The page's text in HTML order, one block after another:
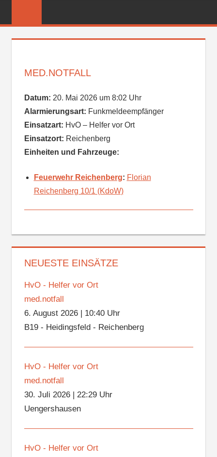
FEUERWEHR
MED.NOTFALL
Datum: 20. Mai 2026 um 8:02 Uhr
Alarmierungsart: Funkmeldeempfänger
Einsatzart: HvO – Helfer vor Ort
Einsatzort: Reichenberg
Einheiten und Fahrzeuge:
Feuerwehr Reichenberg: Florian
Reichenberg 10/1 (KdoW)
NEUESTE EINSÄTZE
HvO - Helfer vor Ort
med.notfall
6. August 2026| 10:40 Uhr
B19 - Heidingsfeld - Reichenberg
HvO - Helfer vor Ort
med.notfall
30. Juli 2026| 22:29 Uhr
Uengershausen
HvO - Helfer vor Ort